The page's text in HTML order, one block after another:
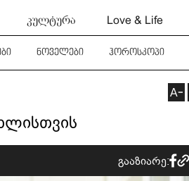
კულტურა Love & Life
ნოველები ჰოროსკოპი
გააზიარე: